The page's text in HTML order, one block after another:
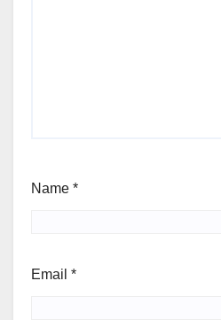
Name *
Email *